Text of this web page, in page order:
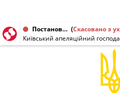
Постанова від 11.09.2018 № 910/21154/17 (Скасовано з
Київський апеляційний